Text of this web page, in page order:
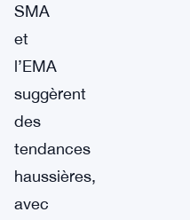
SMA
et
l’EMA
suggèrent
des
tendances
haussières,
avec